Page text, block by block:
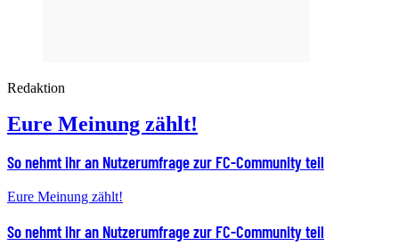
Redaktion
Eure Meinung zählt!
So nehmt ihr an Nutzerumfrage zur FC-Community teil
Eure Meinung zählt!
So nehmt ihr an Nutzerumfrage zur FC-Community teil